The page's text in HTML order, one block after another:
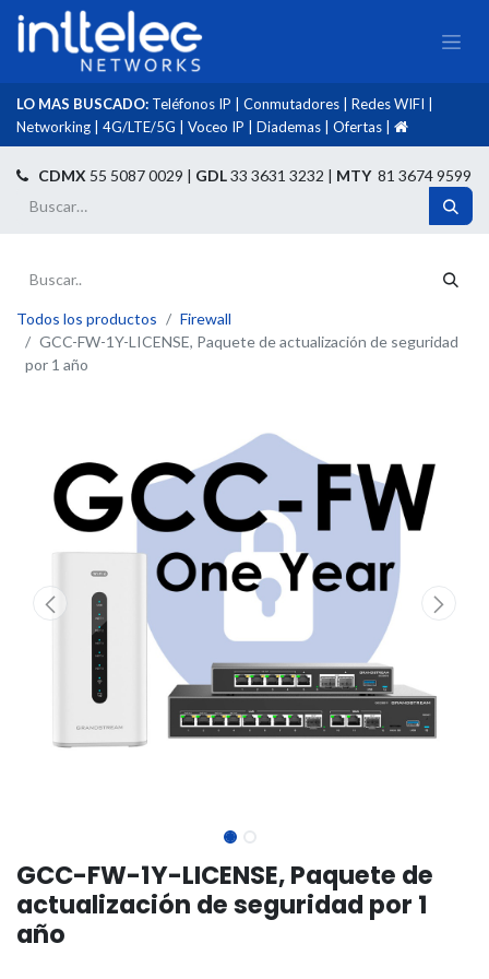
LO MAS BUSCADO: Teléfonos IP Conmutadores Redes WIFI
Networking
4G/LTE/5G Voceo IP Diademas Ofertas
CDMX 55 5087 0029 | GDL33 3631 3232 | MTY81 3674 9599
Todos los productos
Firewall
GCC-FW-1Y-LICENSE, Paquete de actualización de seguridad
por 1 año
GCC-FW-1Y-LICENSE, Paquete de
actualización de seguridad por 1
año